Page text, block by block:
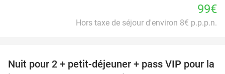
99€
Hors taxe de séjour d'environ 8€ p.p.p.n.
30%
Nuit pour 2 + petit-déjeuner + pass VIP pour la